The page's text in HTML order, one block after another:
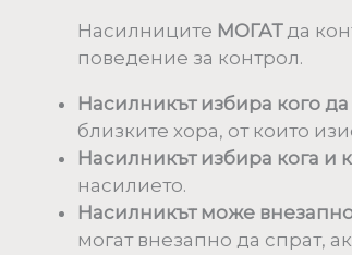
Насилниците МОГАТ да
поведение за контрол.
Насилникът избира кого
близките хора, от които
Насилникът избира кога и
насилието.
Насилникът може
могат внезапно да спрат,